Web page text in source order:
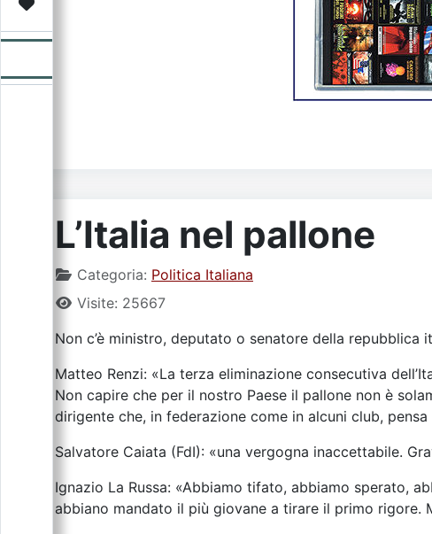
L’Italia nel pallone
Categoria: Politica Italiana
Visite: 25667
Non c’è ministro, deputato o senatore della
Matteo Renzi: «La terza eliminazione consecutiva
Non capire che per il nostro Paese il pallone non è
dirigente che, in federazione come in alcuni club,
Salvatore Caiata (FdI): «una vergogna inaccettabile.
Ignazio La Russa: «Abbiamo tifato, abbiamo sperato,
abbiano mandato il più giovane a tirare il primo rigore.